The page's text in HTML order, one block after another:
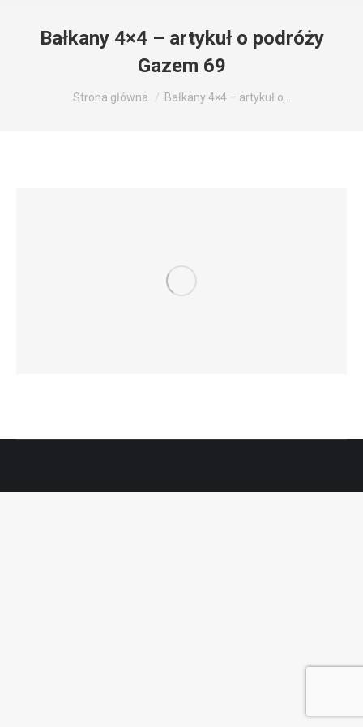
Bałkany 4×4 – artykuł o podróży
Gazem 69
Jesteś tutaj:
Strona główna Bałkany 4×4 – artykuł o…